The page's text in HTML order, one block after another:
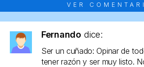
VER
Fernando dice:
Ser un cuñado: Opinar de
tener razón y ser muy listo.